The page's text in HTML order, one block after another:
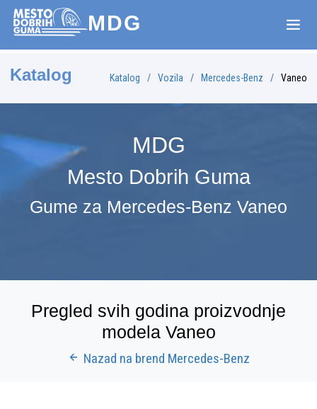
MDG
Katalog Katalog Vozila Mercedes-Benz Vaneo
MDG
Mesto Dobrih Guma
Gume za Mercedes-Benz Vaneo
Pregled svih godina proizvodnje
modela Vaneo
Nazad na brend Mercedes-Benz